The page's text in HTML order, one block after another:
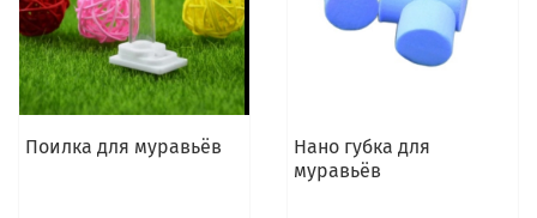
Поилка для муравьёв
Нано губка для
муравьёв